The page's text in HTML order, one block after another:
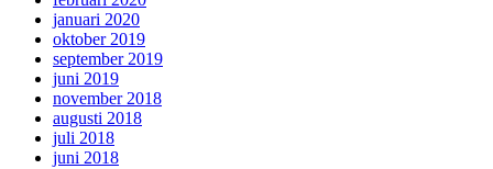
januari 2020
oktober 2019
september 2019
juni 2019
november 2018
augusti 2018
juli 2018
juni 2018